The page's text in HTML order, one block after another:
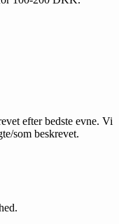
efter bedste evne. Vi
som beskrevet.